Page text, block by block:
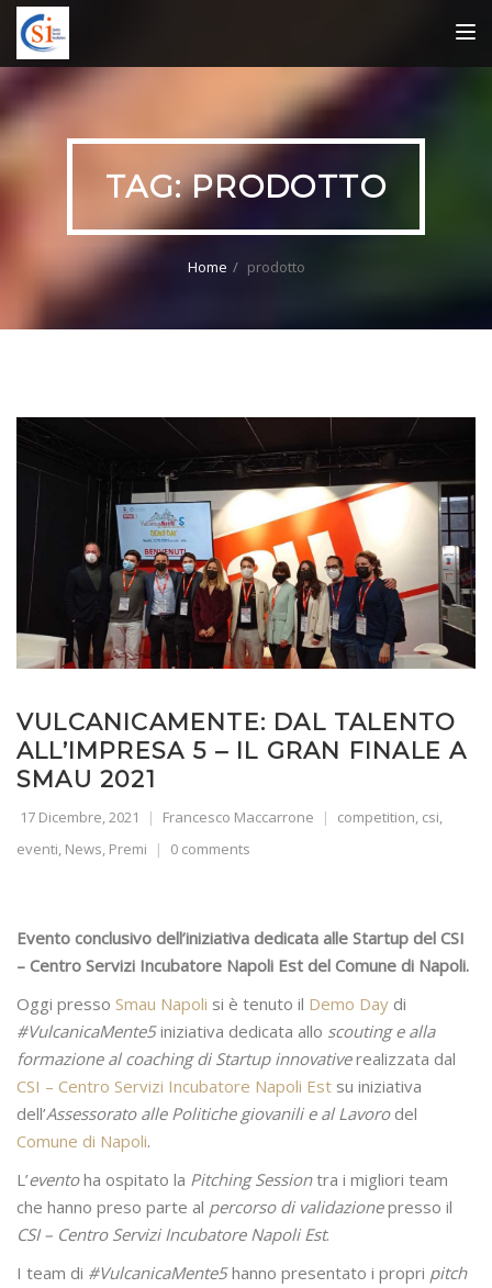
TAG:PRODOTTO
Home prodotto
VULCANICAMENTE: DAL TALENTO
ALL’IMPRESA 5 – IL GRAN FINALE A
SMAU 2021
17 Dicembre, 2021 Francesco Maccarrone competition, csi,
eventi, News, Premi 0 comments
Evento conclusivo dell’iniziativa dedicata alle Startup del CSI
– Centro Servizi Incubatore Napoli Est del Comune di Napoli.
Oggi presso Smau Napoli si è tenuto il Demo Day di
#VulcanicaMente5iniziativa dedicata allo scouting e alla
formazione al coaching di Startup innovativerealizzata dal
CSI – Centro Servizi Incubatore Napoli Est su iniziativa
dell’Assessorato alle Politiche giovanili e al Lavoro del
Comune di Napoli.
L’eventoha ospitato la Pitching Sessiontra i migliori team
che hanno preso parte al percorso di validazionepresso il
CSI – Centro Servizi Incubatore Napoli Est.
I team di #VulcanicaMente5hanno presentato i propri pitch